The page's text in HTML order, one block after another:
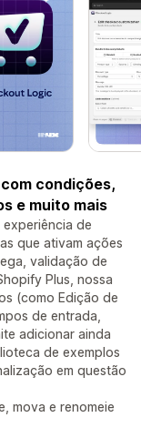
condições,
e muito mais
de
que ativam ações
validação de
Plus, nossa
(como Edição de
de entrada,
adicionar ainda
de exemplos
em questão
mova e renomeie